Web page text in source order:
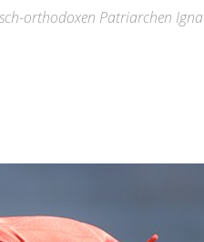
orthodoxen Patriarchen